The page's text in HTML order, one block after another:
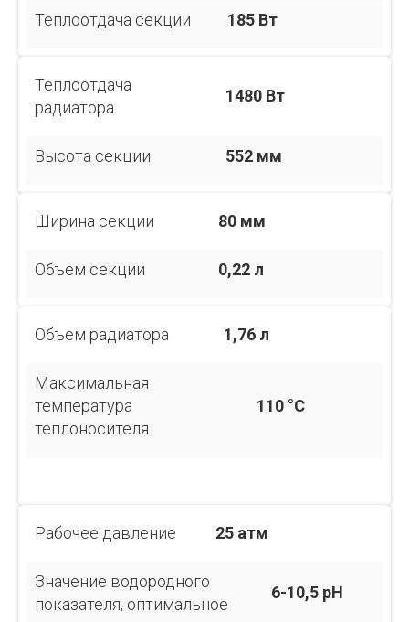
Теплоотдача секции 185 Вт
Теплоотдача
радиатора
1480 Вт
Высота секции 552 мм
Ширина секции 80 мм
Объем секции 0,22 л
Объем радиатора 1,76 л
Максимальная
температура
теплоносителя
110 °С
Рабочее давление 25 атм
Значение водородного
показателя, оптимальное
6-10,5 pH